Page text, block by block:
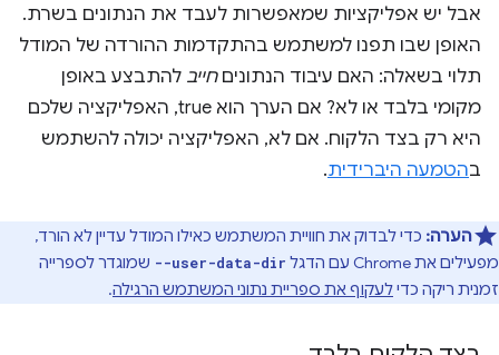
אבל יש אפליקציות שמאפשרות לעבד את הנתונים בשרת.
האופן שבו תפנו למשתמש בהתקדמות ההורדה של המודל
תלוי בשאלה: האם עיבוד הנתוניםחייב להתבצע באופן
מקומי בלבד או לא? אם הערך הוא true, האפליקציה שלכם
היא רק בצד הלקוח. אם לא, האפליקציה יכולה להשתמש
בהטמעה היברידית.
הערה: כדי לבדוק את חוויית המשתמש כאילו המודל עדיין לא הורד,
מפעילים את Chrome עם הדגל
--user-data-dir שמוגדר לספרייה
זמנית ריקה כדילעקוף את ספריית נתוני המשתמש הרגילה.